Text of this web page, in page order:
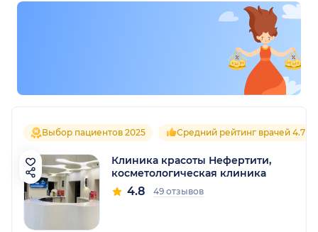
Выбор пациентов 2025 Средний рейтинг врачей 4.7
Клиника красоты Нефертити,
косметологическая клиника
4.8 49 отзывов